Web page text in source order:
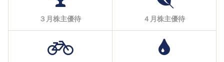
３月株主優待 ４月株主優待